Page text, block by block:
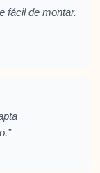
fácil de montar.